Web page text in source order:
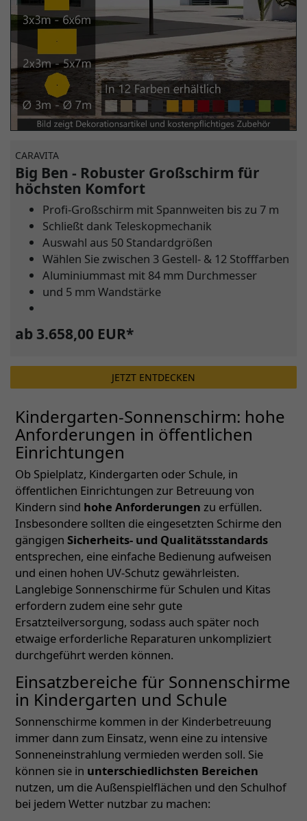
CARAVITA
Big Ben - Robuster Großschirm für
höchsten Komfort
Profi-Großschirm mit Spannweiten bis zu 7 m
Schließt dank Teleskopmechanik
Auswahl aus 50 Standardgrößen
Wählen Sie zwischen 3 Gestell- & 12 Stofffarben
Aluminiummast mit 84 mm Durchmesser
und 5 mm Wandstärke
ab 3.658,00 EUR*
JETZT ENTDECKEN
Kindergarten-Sonnenschirm: hohe
Anforderungen in öffentlichen
Einrichtungen
Ob Spielplatz, Kindergarten oder Schule, in
öffentlichen Einrichtungen zur Betreuung von
Kindern sind hohe Anforderungen zu erfüllen.
Insbesondere sollten die eingesetzten Schirme den
gängigen Sicherheits- und Qualitätsstandards
entsprechen, eine einfache Bedienung aufweisen
und einen hohen UV-Schutz gewährleisten.
Langlebige Sonnenschirme für Schulen und Kitas
erfordern zudem eine sehr gute
Ersatzteilversorgung, sodass auch später noch
etwaige erforderliche Reparaturen unkompliziert
durchgeführt werden können.
Einsatzbereiche für Sonnenschirme
in Kindergarten und Schule
Sonnenschirme kommen in der Kinderbetreuung
immer dann zum Einsatz, wenn eine zu intensive
Sonneneinstrahlung vermieden werden soll. Sie
können sie in unterschiedlichsten Bereichen
nutzen, um die Außenspielflächen und den Schulhof
bei jedem Wetter nutzbar zu machen: